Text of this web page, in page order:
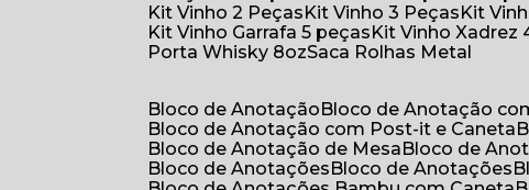
Kit Vinho 2 Peças
Kit Vinho 3 Peças Kit
Kit Vinho Garrafa 5 peças
Kit Vinho Xadrez
Porta Whisky 8oz
Saca Rolhas Metal
Bloco de Anotação
Bloco de Anotação
Bloco de Anotação com Post-it e Caneta
Bloco de Anotação de Mesa
Bloco de
Bloco de Anotações
Bloco de Anotações